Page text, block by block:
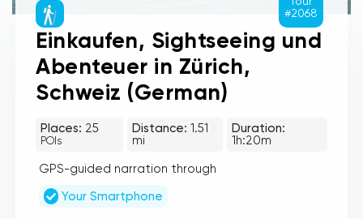
Einkaufen, Sightseeing und
Abenteuer in Zürich,
Schweiz (German)
Places: 25
POIs
Distance: 1.51
mi
Duration:
1h:20m
GPS-guided narration through
Your Smartphone
#2068